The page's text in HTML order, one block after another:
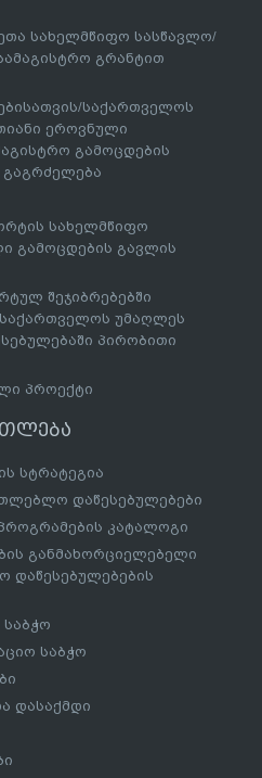
სახელმწიფო სასწავლო/
გრანტით
საქართველოს
ეროვნული
გამოცდების
გაგრძელება
სახელმწიფო
გამოცდების გავლის
შეჯიბრებებში
უმაღლეს
პირობითი
პროექტი
სტრატეგია
დაწესებულებები
კატალოგი
განმახორციელებელი
დაწესებულებების
საბჭო
დასაქმდი